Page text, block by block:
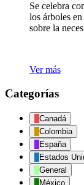
Se celebra
los árboles
sobre la
Ver más
Categorías
Canadá
Colombia
España
Estados
General
México